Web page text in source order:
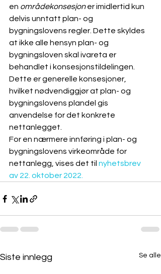
en områdekonsesjon er imidlertid kun
delvis unntatt plan- og
bygningslovens regler. Dette skyldes
at ikke alle hensyn plan- og
bygningsloven skal ivareta er
behandlet i konsesjonstildelingen.
Dette er generelle konsesjoner,
hvilket nødvendiggjør at plan- og
bygningslovens plandel gis
anvendelse for det konkrete
nettanlegget.
For en nærmere innføring i plan- og
bygningslovens virkeområde for
nettanlegg, vises det til nyhetsbrev
av 22. oktober 2022.
Siste innlegg Se alle